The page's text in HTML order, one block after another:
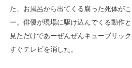
た、お風呂から出てくる腐った死体が
ー。俳優が現場に駆け込んでくる動作
見ただけであーぜんぜんキューブリッ
すぐテレビを消した。